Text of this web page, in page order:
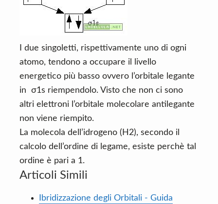
I due singoletti, rispettivamente uno di ogni
atomo, tendono a occupare il livello
energetico più basso ovvero l’orbitale legante
in
σ1s riempendolo. Visto che non ci sono
altri elettroni l’orbitale molecolare antilegante
non viene riempito.
La molecola dell’idrogeno (H2), secondo il
calcolo dell’ordine di legame, esiste perchè tal
ordine è pari a 1.
Articoli Simili
Ibridizzazione degli Orbitali - Guida